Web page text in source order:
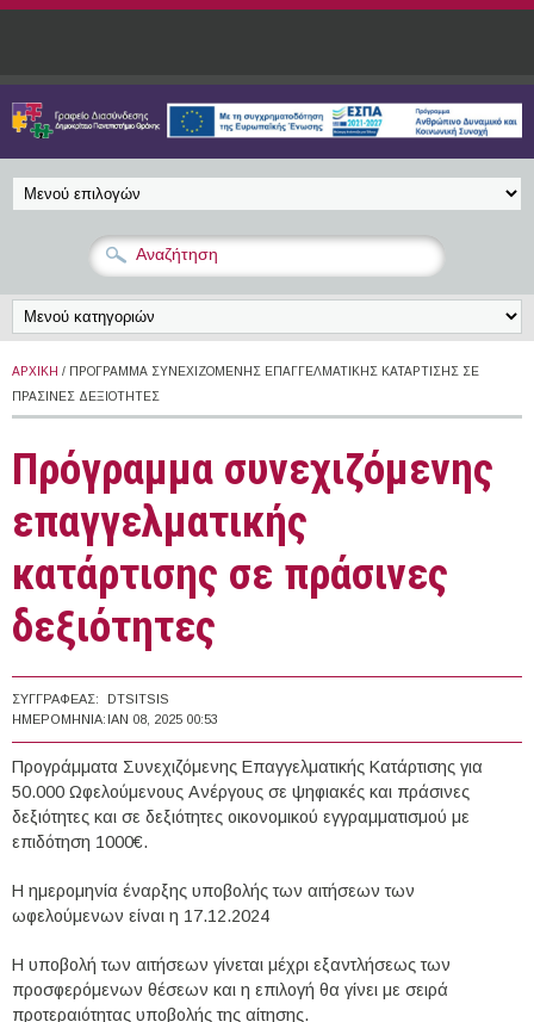
Παράκαμψη προς το κυρίως περιεχόμενο
ΑΡΧΙΚΉ / ΠΡΌΓΡΑΜΜΑ ΣΥΝΕΧΙΖΌΜΕΝΗΣ ΕΠΑΓΓΕΛΜΑΤΙΚΉΣ ΚΑΤΆΡΤΙΣΗΣ ΣΕ
ΠΡΆΣΙΝΕΣ ΔΕΞΙΌΤΗΤΕΣ
Πρόγραμμα συνεχιζόμενης
επαγγελματικής
κατάρτισης σε πράσινες
δεξιότητες
ΣΥΓΓΡΑΦΈΑΣ:
DTSITSIS
ΗΜΕΡΟΜΗΝΊΑ: ΙΑΝ 08, 2025 00:53
Προγράμματα Συνεχιζόμενης Επαγγελματικής Κατάρτισης για
50.000 Ωφελούμενους Ανέργους σε ψηφιακές και πράσινες
δεξιότητες και σε δεξιότητες οικονομικού εγγραμματισμού με
επιδότηση 1000€.
Η ημερομηνία έναρξης υποβολής των αιτήσεων των
ωφελούμενων είναι η 17.12.2024
Η υποβολή των αιτήσεων γίνεται μέχρι εξαντλήσεως των
προσφερόμενων θέσεων και η επιλογή θα γίνει με σειρά
προτεραιότητας υποβολής της αίτησης.